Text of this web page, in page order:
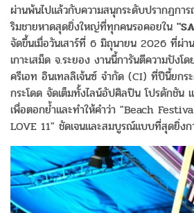
ผ่านพ้นไปแล้วกับความสนุกระดับปรากฏกา
ริมชายหาดสุดยิ่งใหญ่ที่ทุกคนรอคอยใน
จัดขึ้นเมื่อวันเสาร์ที่ 6 มิถุนายน 2026 ที่ผ่
เกาะเสม็ด จ.ระยอง งานนี้การันตีความปัง
ครีเอท อินเทลลิเจ้นซ์ จำกัด (CI) ที่ปีนี้ยกร
กระโดด จัดเต็มทั้งไลน์อัปศิลปิน โปรดักชัน
เพื่อตอกย้ำและทำให้คำว่า "Beach
LOVE 11" ชัดเจนและสมบูรณ์แบบที่สุดยิ่งก